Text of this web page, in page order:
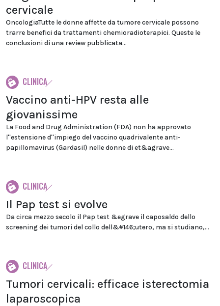
cervicale
OncologiaTutte le donne affette da tumore cervicale possono
trarre benefici da trattamenti chemioradioterapici. Queste le
conclusioni di una review pubblicata...
CLINICA
Vaccino anti-HPV resta alle
giovanissime
La Food and Drug Administration (FDA) non ha approvato
l''estensione d''impiego del vaccino quadrivalente anti-
papillomavirus (Gardasil) nelle donne di et&agrave...
CLINICA
Il Pap test si evolve
Da circa mezzo secolo il Pap test &egrave il caposaldo dello
screening dei tumori del collo dell&#146;utero, ma si studiano,...
CLINICA
Tumori cervicali: efficace isterectomia
laparoscopica